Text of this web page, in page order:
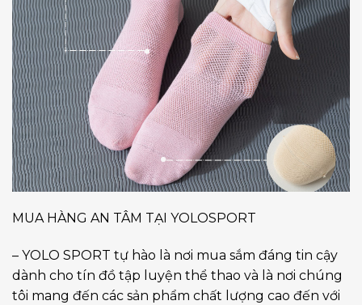
MUA HÀNG AN TÂM TẠI YOLOSPORT
– YOLO SPORT tự hào là nơi mua sắm đáng tin cậy
dành cho tín đồ tập luyện thể thao và là nơi chúng
tôi mang đến các sản phẩm chất lượng cao đến với